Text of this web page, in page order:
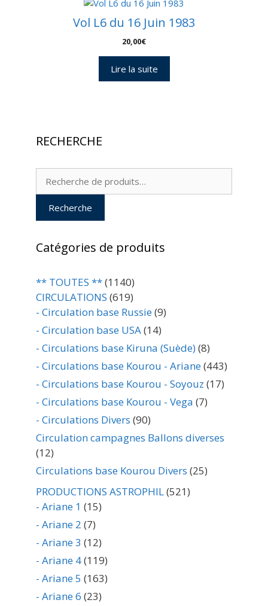
Vol L6 du 16 Juin 1983
20,00€
Lire la suite
RECHERCHE
Recherche
Recherche
Catégories de produits
** TOUTES **(1140)
CIRCULATIONS (619)
- Circulation base Russie(9)
- Circulation base USA(14)
- Circulations base Kiruna (Suède)(8)
- Circulations base Kourou - Ariane(443)
- Circulations base Kourou - Soyouz (17)
- Circulations base Kourou - Vega (7)
- Circulations Divers (90)
Circulation campagnes Ballons diverses
(12)
Circulations base Kourou Divers (25)
PRODUCTIONS ASTROPHIL(521)
- Ariane 1 (15)
- Ariane 2 (7)
- Ariane 3 (12)
- Ariane 4(119)
- Ariane 5 (163)
- Ariane 6 (23)